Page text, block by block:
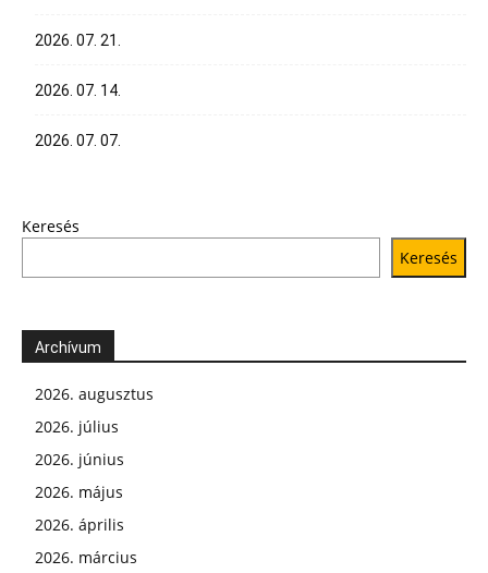
2026. 07. 21.
2026. 07. 14.
2026. 07. 07.
Keresés
Keresés
Archívum
2026. augusztus
2026. július
2026. június
2026. május
2026. április
2026. március